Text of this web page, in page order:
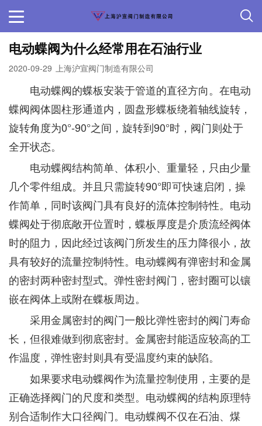
电动蝶阀为什么经常用在石油行业
2020-09-29 上海沪宣阀门制造有限公司
电动蝶阀的蝶板安装于管道的直径方向。在电动
蝶阀阀体圆柱形通道内，圆盘形蝶板绕着轴线旋转，
旋转角度为0°-90°之间，旋转到90°时，阀门则处于
全开状态。
电动蝶阀结构简单、体积小、重量轻，只由少量
几个零件组成。并且只需旋转90°即可快速启闭，操
作简单，同时该阀门具有良好的流体控制特性。电动
蝶阀处于彻底敞开位置时，蝶板厚度是介质流经阀体
时的阻力，因此经过该阀门所发生的压力降很小，故
具有较好的流量控制特性。电动蝶阀有弹密封和金属
的密封两种密封型式。弹性密封阀门，密封圈可以镶
嵌在阀体上或附在蝶板周边。
采用金属密封的阀门一般比弹性密封的阀门寿命
长，但很难做到彻底密封。金属密封能适应较高的工
作温度，弹性密封则具有受温度约束的缺陷。
如果要求电动蝶阀作为流量控制使用，主要的是
正确选择阀门的尺度和类型。电动蝶阀的结构原理特
别合适制作大口径阀门。电动蝶阀不仅在石油、煤